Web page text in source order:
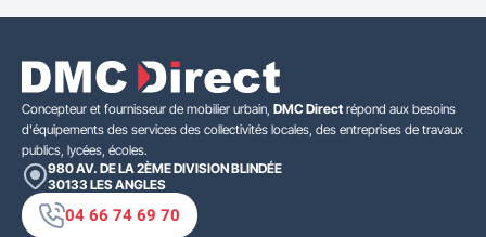
Concepteur et fournisseur de mobilier urbain, DMC Direct répond aux besoins
d'équipements des services des collectivités locales, des entreprises de travaux
publics, lycées, écoles.
980 AV. DE LA 2ÈME DIVISION BLINDÉE
30133 LES ANGLES
04 66 74 69 70